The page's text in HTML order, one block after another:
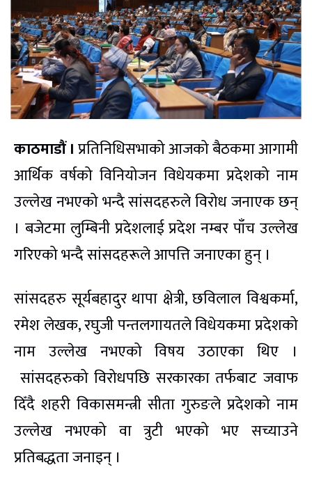
काठमाडौं ।प्रतिनिधिसभाको आजको बैठकमा आगामी
आर्थिक वर्षको विनियोजन विधेयकमा प्रदेशको नाम
उल्लेख नभएको भन्दै सांसदहरुले विरोध जनाएक छन्
। बजेटमा लुम्बिनी प्रदेशलाई प्रदेश नम्बर पाँच उल्लेख
गरिएको भन्दै सांसदहरूले आपत्ति जनाएका हुन् ।
सांसदहरु सूर्यबहादुर थापा क्षेत्री, छविलाल विश्वकर्मा,
रमेश लेखक, रघुजी पन्तलगायतले विधेयकमा प्रदेशको
नाम उल्लेख नभएको विषय उठाएका थिए ।
सांसदहरुको विरोधपछि सरकारका तर्फबाट जवाफ
दिँदै शहरी विकासमन्त्री सीता गुरुङले प्रदेशको नाम
उल्लेख नभएको वा त्रुटी भएको भए सच्याउने
प्रतिबद्धता जनाइन् ।